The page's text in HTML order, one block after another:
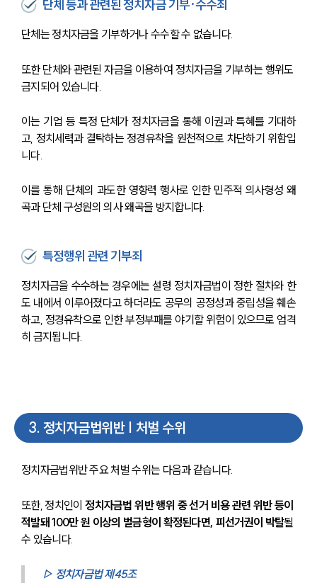
단체 등과 관련된 정치자금 기부·수수죄
단체는 정치자금을 기부하거나 수수할 수 없습니다.
또한 단체와 관련된 자금을 이용하여 정치자금을 기부하는 행위도
금지되어 있습니다.
이는 기업 등 특정 단체가 정치자금을 통해 이권과 특혜를 기대하
고, 정치세력과 결탁하는 정경유착을 원천적으로 차단하기 위함입
니다.
이를 통해 단체의 과도한 영향력 행사로 인한 민주적 의사형성 왜
곡과 단체 구성원의 의사 왜곡을 방지합니다.
특정행위 관련 기부죄
정치자금을 수수하는 경우에는 설령 정치자금법이 정한 절차와 한
도 내에서 이루어졌다고 하더라도 공무의 공정성과 중립성을 훼손
하고, 정경유착으로 인한 부정부패를 야기할 위험이 있으므로 엄격
히 금지됩니다.
3. 정치자금법위반 | 처벌 수위
정치자금법위반 주요 처벌 수위는 다음과 같습니다.
또한, 정치인이 정치자금법 위반 행위 중 선거 비용 관련 위반 등이
적발돼 100만 원 이상의 벌금형이 확정된다면, 피선거권이 박탈될
수 있습니다.
▷ 정치자금법 제45조